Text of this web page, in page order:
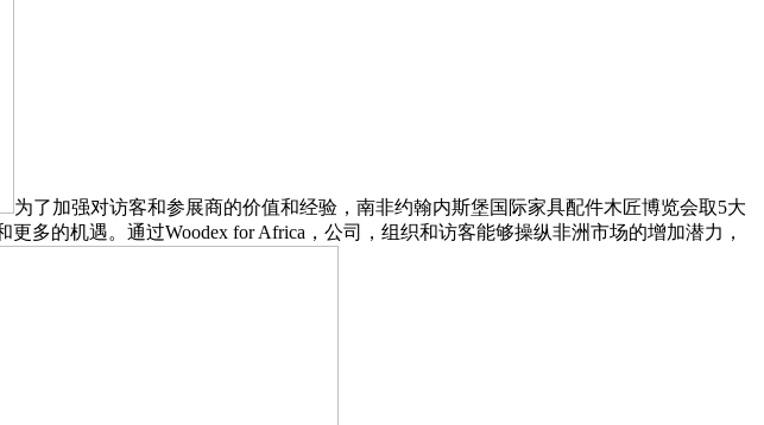
为了加强对访客和参展商的价值和经验，南非约翰内斯堡国际家具配件木匠博览会取5大
的机遇。通过Woodex for Africa，公司，组织和访客能够操纵非洲市场的增加潜力，